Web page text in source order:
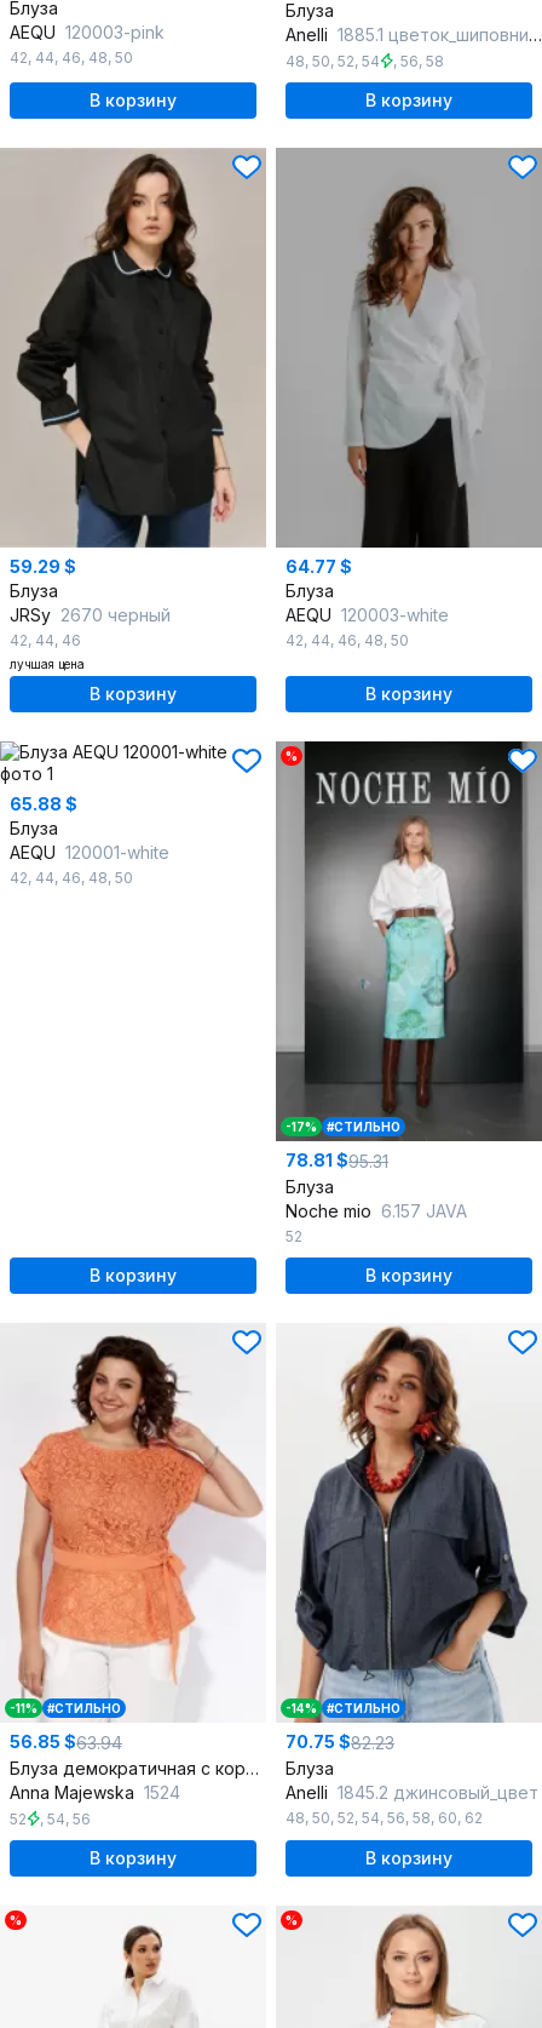
Блуза
AEQU 120003-pink
42, 44, 46, 48, 50
В корзину
Блуза
Anelli 1885.1 цветок_шиповника
48, 50, 52, 54 , 56, 58
В корзину
59.29 $
Блуза
JRSy 2670 черный
42, 44, 46
лучшая цена
В корзину
64.77 $
Блуза
AEQU 120003-white
42, 44, 46, 48, 50
В корзину
65.88 $
Блуза
AEQU 120001-white
42, 44, 46, 48, 50
В корзину
%
-17% #СТИЛЬНО
78.81 $95.31
Блуза
Noche mio 6.157 JAVA
52
В корзину
-11% #СТИЛЬНО
56.85 $63.94
Блуза демократичная с короткими рукавами и завязками
Anna Majewska 1524
52 , 54, 56
В корзину
-14% #СТИЛЬНО
70.75 $82.23
Блуза
Anelli 1845.2 джинсовый_цвет
48, 50, 52, 54, 56, 58, 60, 62
В корзину
% %